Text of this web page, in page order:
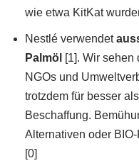
wie etwa KitKat
Nestlé verwendet
Palmöl [1]. Wir
NGOs und
trotzdem für besser
Beschaffung.
Alternativen oder
[0]